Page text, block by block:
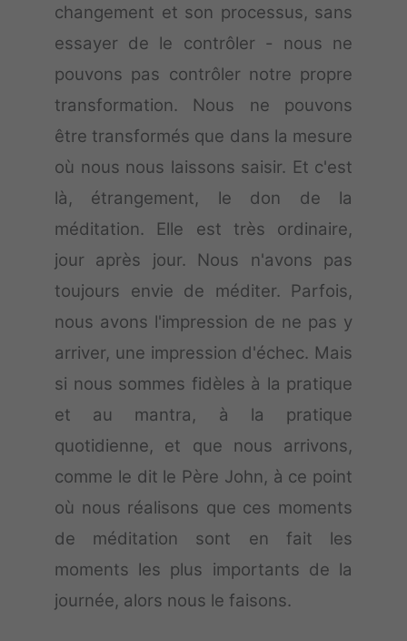
changement et son processus, sans
essayer de le contrôler - nous ne
pouvons pas contrôler notre propre
transformation. Nous ne pouvons
être transformés que dans la mesure
où nous nous laissons saisir. Et c'est
là, étrangement, le don de la
méditation. Elle est très ordinaire,
jour après jour. Nous n'avons pas
toujours envie de méditer. Parfois,
nous avons l'impression de ne pas y
arriver, une impression d'échec. Mais
si nous sommes fidèles à la pratique
et au mantra, à la pratique
quotidienne, et que nous arrivons,
comme le dit le Père John, à ce point
où nous réalisons que ces moments
de méditation sont en fait les
moments les plus importants de la
journée, alors nous le faisons.